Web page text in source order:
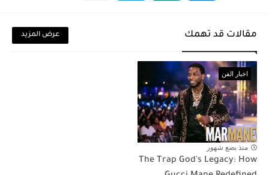
مقالات قد تهمك عرض المزيد
اخبار الفن
منذ بضع شهور
The Trap God's Legacy: How